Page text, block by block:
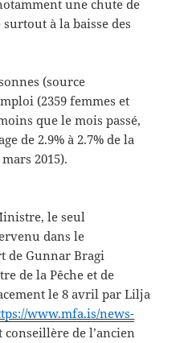
une chute de
à la baisse des
(source
(2359 femmes et
que le mois passé,
de 2.9% à 2.7% de la
2015).
le seul
dans le
de Gunnar Bragi
de la Pêche et de
le 8 avril par Lilja
www.mfa.is/news-
conseillère de l’ancien